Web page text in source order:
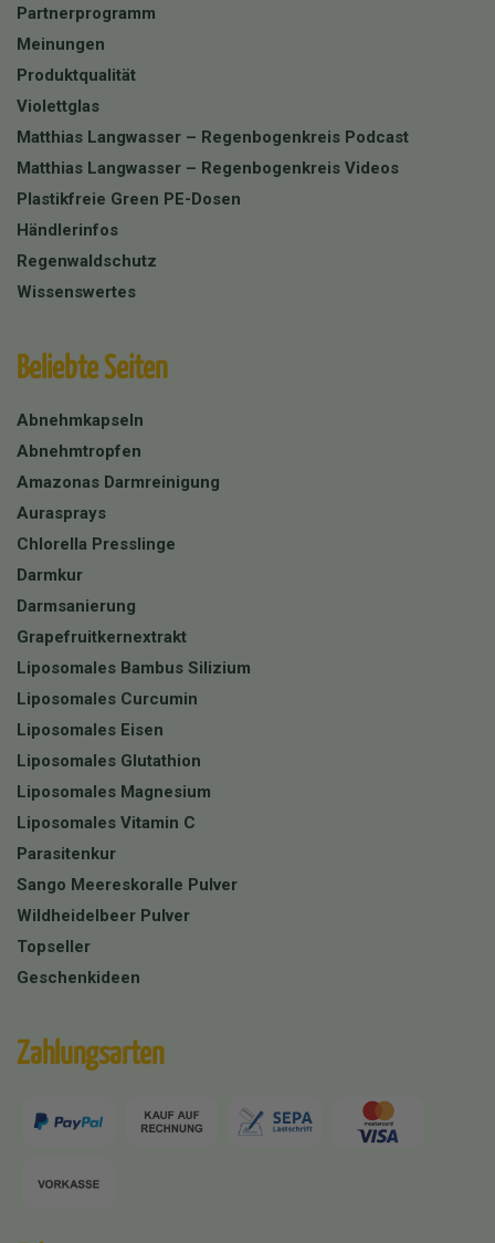
Partnerprogramm
Meinungen
Produktqualität
Violettglas
Matthias Langwasser – Regenbogenkreis Podcast
Matthias Langwasser – Regenbogenkreis Videos
Plastikfreie Green PE-Dosen
Händlerinfos
Regenwaldschutz
Wissenswertes
Beliebte Seiten
Abnehmkapseln
Abnehmtropfen
Amazonas Darmreinigung
Aurasprays
Chlorella Presslinge
Darmkur
Darmsanierung
Grapefruitkernextrakt
Liposomales Bambus Silizium
Liposomales Curcumin
Liposomales Eisen
Liposomales Glutathion
Liposomales Magnesium
Liposomales Vitamin C
Parasitenkur
Sango Meereskoralle Pulver
Wildheidelbeer Pulver
Topseller
Geschenkideen
Zahlungsarten